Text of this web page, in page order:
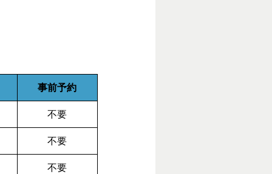
事前予約
不要
不要
不要